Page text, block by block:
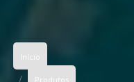
Início
Produtos